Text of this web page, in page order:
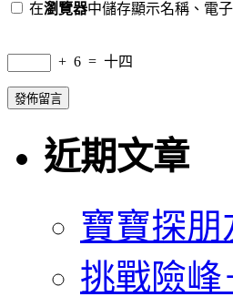
在瀏覽器中儲存顯示名稱、電
+ 6 = 十四
近期文章
寶寶探朋
挑戰險峰